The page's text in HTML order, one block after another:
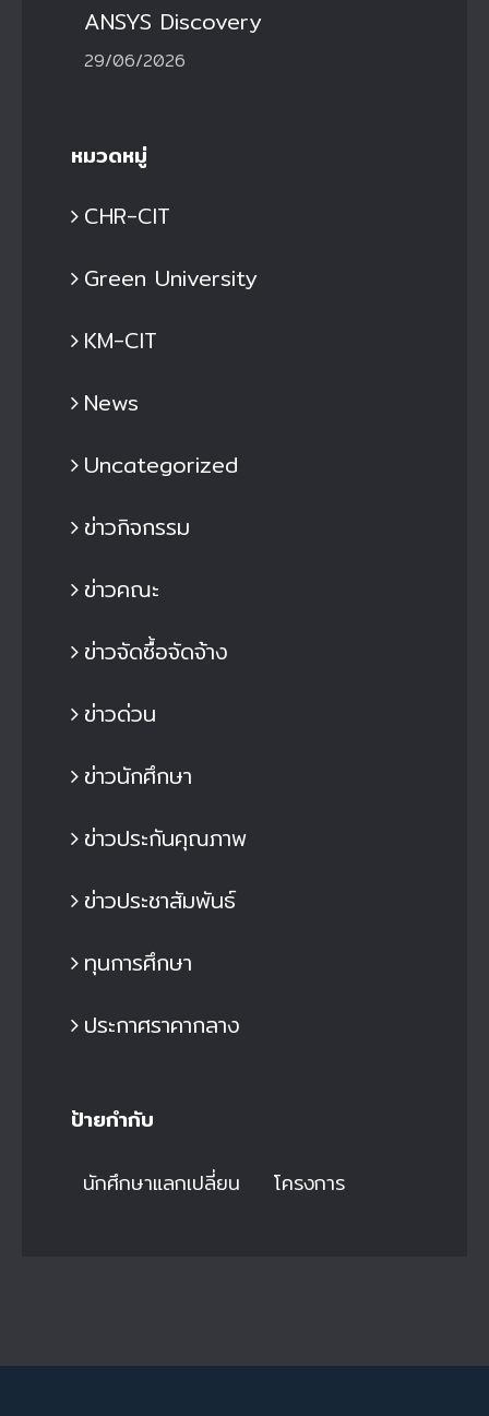
ANSYS Discovery
29/06/2026
หมวดหมู่
CHR-CIT
Green University
KM-CIT
News
Uncategorized
ข่าวกิจกรรม
ข่าวคณะ
ข่าวจัดซื้อจัดจ้าง
ข่าวด่วน
ข่าวนักศึกษา
ข่าวประกันคุณภาพ
ข่าวประชาสัมพันธ์
ทุนการศึกษา
ประกาศราคากลาง
ป้ายกำกับ
นักศึกษาแลกเปลี่ยน โครงการ